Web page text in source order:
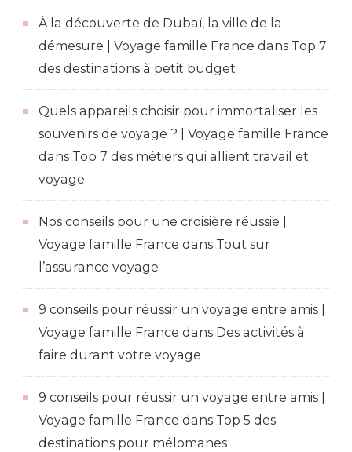
À la découverte de Dubaï, la ville de la
démesure | Voyage famille France dans Top 7
des destinations à petit budget
Quels appareils choisir pour immortaliser les
souvenirs de voyage ? | Voyage famille France
dans Top 7 des métiers qui allient travail et
voyage
Nos conseils pour une croisière réussie |
Voyage famille France dans Tout sur
l’assurance voyage
9 conseils pour réussir un voyage entre amis |
Voyage famille France dans Des activités à
faire durant votre voyage
9 conseils pour réussir un voyage entre amis |
Voyage famille France dans Top 5 des
destinations pour mélomanes